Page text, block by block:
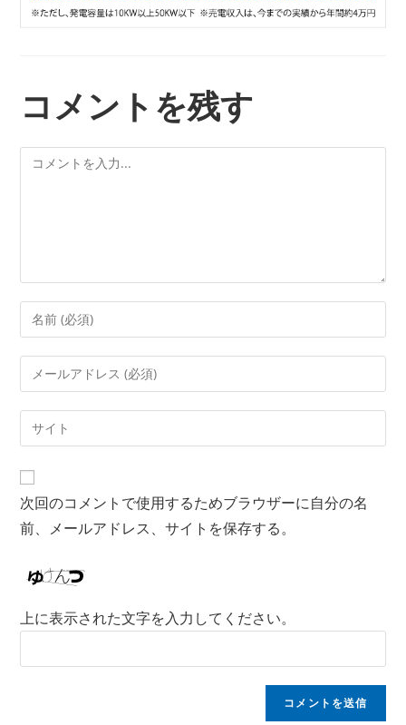
コメントを残す
次回のコメントで使用するためブラウザーに自分の名
前、メールアドレス、サイトを保存する。
上に表示された文字を入力してください。